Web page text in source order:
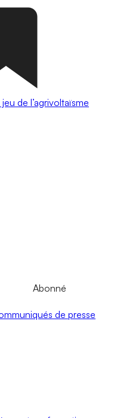
de l’agrivoltaïsme
Abonné
de presse